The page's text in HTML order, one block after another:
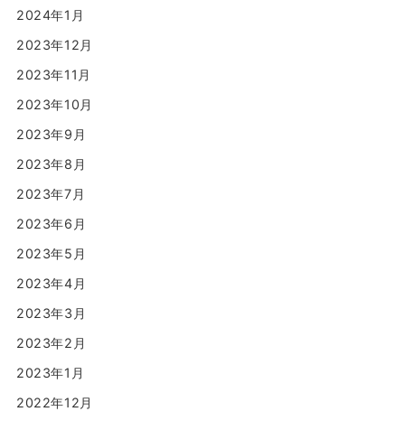
2024年1月
2023年12月
2023年11月
2023年10月
2023年9月
2023年8月
2023年7月
2023年6月
2023年5月
2023年4月
2023年3月
2023年2月
2023年1月
2022年12月